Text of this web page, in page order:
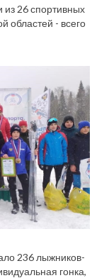
из 26 спортивных
областей - всего
236 лыжников-
гонка,